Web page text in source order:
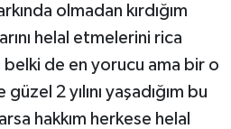
olmadan kırdığım
helal etmelerini rica
belki de en yorucu ama bir o
2 yılını yaşadığım bu
hakkım herkese helal